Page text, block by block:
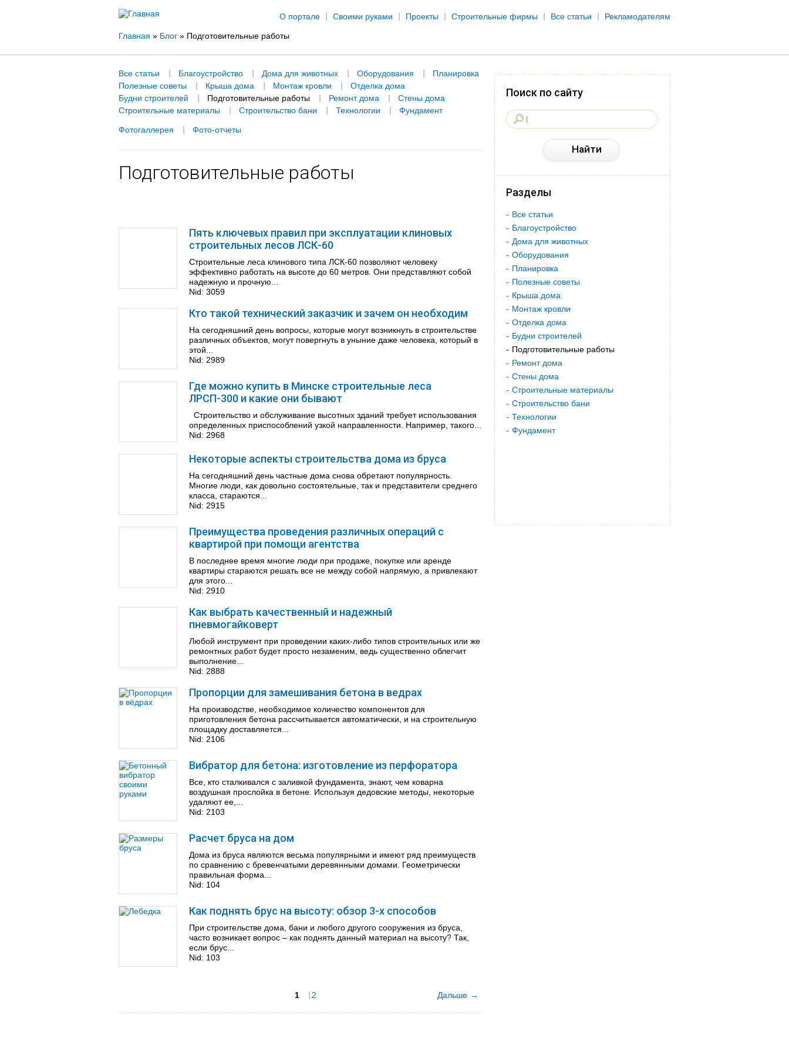
О портале
Своими руками Проекты Строительные фирмы Все статьи Рекламодателям
Вы
здесь
Главная » Блог » Подготовительные работы
Все статьи Благоустройство Дома для животных Оборудования
Планировка
Полезные советы
Крыша дома Монтаж кровли
Отделка дома
Будни строителей
Подготовительные работы Ремонт дома
Стены дома
Строительные материалы
Строительство бани Технологии Фундамент
Фотогаллерея Фото-отчеты
Подготовительные работы
Пять ключевых правил при эксплуатации клиновых
строительных лесов ЛСК-60
Строительные леса клинового типа ЛСК-60 позволяют человеку
эффективно работать на высоте до 60 метров. Они представляют собой
надежную и прочную...
Nid: 3059
Кто такой технический заказчик и зачем он необходим
На сегодняшний день вопросы, которые могут возникнуть в строительстве
различных объектов, могут повергнуть в уныние даже человека, который в
этой...
Nid: 2989
Где можно купить в Минске строительные леса
ЛРСП-300 и какие они бывают
Строительство и обслуживание высотных зданий требует использования
определенных приспособлений узкой направленности. Например, такого...
Nid: 2968
Некоторые аспекты строительства дома из бруса
На сегодняшний день частные дома снова обретают популярность.
Многие люди, как довольно состоятельные, так и представители среднего
класса, стараются...
Nid: 2915
Преимущества проведения различных операций с
квартирой при помощи агентства
В последнее время многие люди при продаже, покупке или аренде
квартиры стараются решать все не между собой напрямую, а привлекают
для этого...
Nid: 2910
Как выбрать качественный и надежный
пневмогайковерт
Любой инструмент при проведении каких-либо типов строительных или же
ремонтных работ будет просто незаменим, ведь существенно облегчит
выполнение...
Nid: 2888
Пропорции для замешивания бетона в ведрах
На производстве, необходимое количество компонентов для
приготовления бетона рассчитывается автоматически, и на строительную
площадку доставляется...
Nid: 2106
Вибратор для бетона: изготовление из перфоратора
Все, кто сталкивался с заливкой фундамента, знают, чем коварна
воздушная прослойка в бетоне. Используя дедовские методы, некоторые
удаляют ее,...
Nid: 2103
Расчет бруса на дом
Дома из бруса являются весьма популярными и имеют ряд преимуществ
по сравнению с бревенчатыми деревянными домами. Геометрически
правильная форма...
Nid: 104
Как поднять брус на высоту: обзор 3-х способов
При строительстве дома, бани и любого другого сооружения из бруса,
часто возникает вопрос – как поднять данный материал на высоту? Так,
если брус...
Nid: 103
1 2 Дальше
Поиск по сайту
Разделы
Все статьи
Благоустройство
Дома для животных
Оборудования
Планировка
Полезные советы
Крыша дома
Монтаж кровли
Отделка дома
Будни строителей
Подготовительные работы
Ремонт дома
Стены дома
Строительные материалы
Строительство бани
Технологии
Фундамент